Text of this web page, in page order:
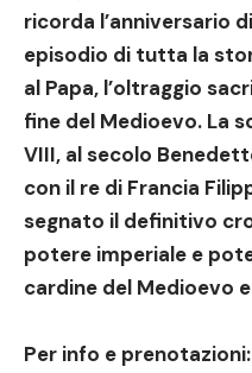
ricorda l’anniversario
episodio di tutta la
al Papa, l’oltraggio
fine del Medioevo. La
VIII, al secolo
con il re di Francia
segnato il definitivo
potere imperiale e
cardine del Medioevo
Per info e prenotazioni: